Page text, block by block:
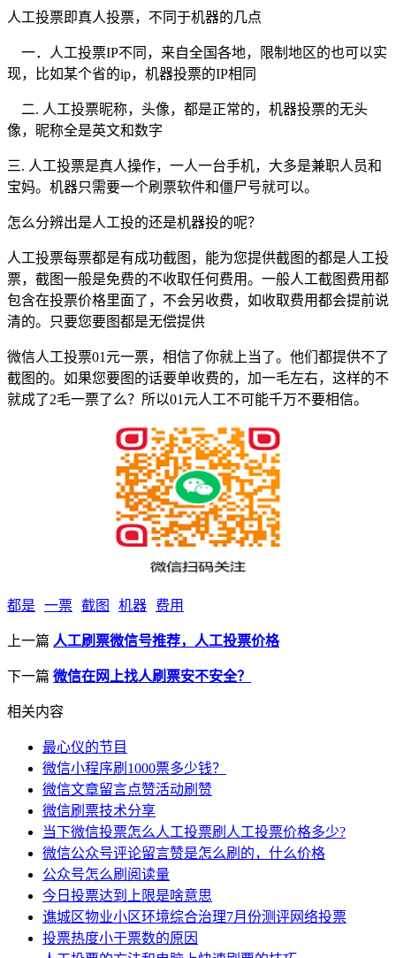
人工投票即真人投票，不同于机器的几点
一．人工投票IP不同，来自全国各地，限制地区的也可以实
现，比如某个省的ip，机器投票的IP相同
二. 人工投票昵称，头像，都是正常的，机器投票的无头
像，昵称全是英文和数字
三. 人工投票是真人操作，一人一台手机，大多是兼职人员和
宝妈。机器只需要一个刷票软件和僵尸号就可以。
怎么分辨出是人工投的还是机器投的呢？
人工投票每票都是有成功截图，能为您提供截图的都是人工投
票，截图一般是免费的不收取任何费用。一般人工截图费用都
包含在投票价格里面了，不会另收费，如收取费用都会提前说
清的。只要您要图都是无偿提供
微信人工投票01元一票，相信了你就上当了。他们都提供不了
截图的。如果您要图的话要单收费的，加一毛左右，这样的不
就成了2毛一票了么？所以01元人工不可能千万不要相信。
都是 一票 截图 机器 费用
上一篇 人工刷票微信号推荐，人工投票价格
下一篇 微信在网上找人刷票安不安全？
相关内容
最心仪的节目
微信小程序刷1000票多少钱？
微信文章留言点赞活动刷赞
微信刷票技术分享
当下微信投票怎么人工投票刷人工投票价格多少?
微信公众号评论留言赞是怎么刷的，什么价格
公众号怎么刷阅读量
今日投票达到上限是啥意思
谯城区物业小区环境综合治理7月份测评网络投票
投票热度小于票数的原因